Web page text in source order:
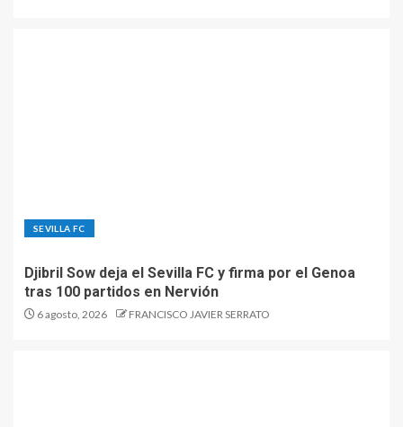
SEVILLA FC
Djibril Sow deja el Sevilla FC y firma por el Genoa
tras 100 partidos en Nervión
6 agosto, 2026 FRANCISCO JAVIER SERRATO